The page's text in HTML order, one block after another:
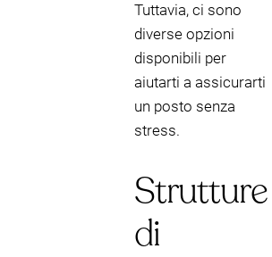
Tuttavia, ci sono
diverse opzioni
disponibili per
aiutarti a assicurarti
un posto senza
stress.
Strutture
di